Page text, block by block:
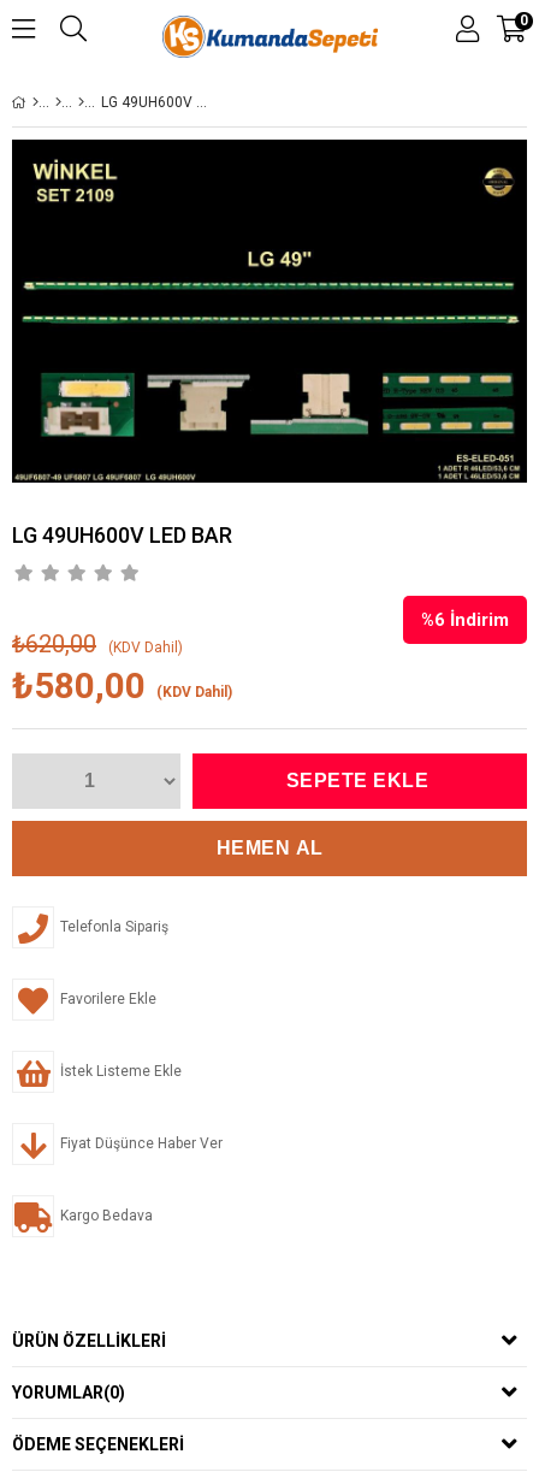
0
LG 49UH600V LED BAR
LG 49UH600V LED BAR
%6 İndirim
₺620,00 (KDV Dahil)
₺580,00 (KDV Dahil)
Telefonla Sipariş
Favorilere Ekle
İstek Listeme Ekle
Fiyat Düşünce Haber Ver
Kargo Bedava
ÜRÜN ÖZELLIKLERI
YORUMLAR(0)
ÖDEME SEÇENEKLERI